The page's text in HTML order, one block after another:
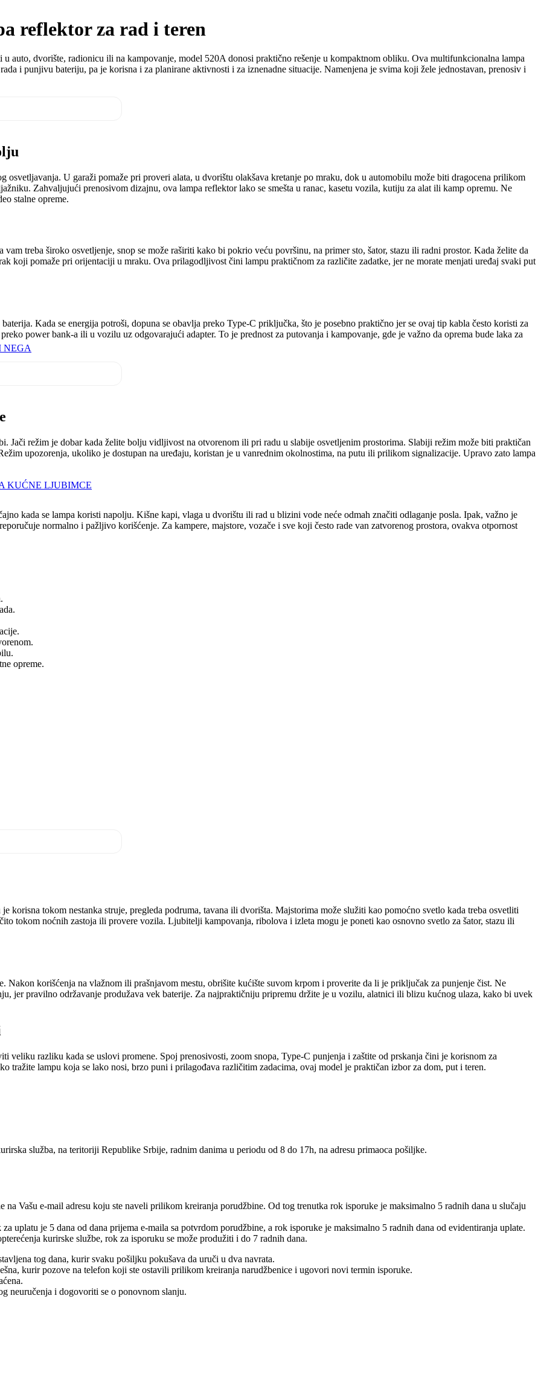
NEGA
KUĆNE LJUBIMCE
reflektor za rad i teren
auto, dvorište, radionicu ili na kampovanje, model 520A donosi praktično rešenje u kompaktnom obliku. Ova multifunkcionalna lampa
i punjivu bateriju, pa je korisna i za planirane aktivnosti i za iznenadne situacije. Namenjena je svima koji žele jednostavan, prenosiv i
osvetljavanja. U garaži pomaže pri proveri alata, u dvorištu olakšava kretanje po mraku, dok u automobilu može biti dragocena prilikom
Zahvaljujući prenosivom dizajnu, ova lampa reflektor lako se smešta u ranac, kasetu vozila, kutiju za alat ili kamp opremu. Ne
stalne opreme.
treba široko osvetljenje, snop se može raširiti kako bi pokrio veću površinu, na primer sto, šator, stazu ili radni prostor. Kada želite da
koji pomaže pri orijentaciji u mraku. Ova prilagodljivost čini lampu praktičnom za različite zadatke, jer ne morate menjati uređaj svaki put
Kada se energija potroši, dopuna se obavlja preko Type-C priključka, što je posebno praktično jer se ovaj tip kabla često koristi za
power bank-a ili u vozilu uz odgovarajući adapter. To je prednost za putovanja i kampovanje, gde je važno da oprema bude laka za
Jači režim je dobar kada želite bolju vidljivost na otvorenom ili pri radu u slabije osvetljenim prostorima. Slabiji režim može biti praktičan
upozorenja, ukoliko je dostupan na uređaju, koristan je u vanrednim okolnostima, na putu ili prilikom signalizacije. Upravo zato lampa
kada se lampa koristi napolju. Kišne kapi, vlaga u dvorištu ili rad u blizini vode neće odmah značiti odlaganje posla. Ipak, važno je
normalno i pažljivo korišćenje. Za kampere, majstore, vozače i sve koji često rade van zatvorenog prostora, ovakva otpornost
opreme.
korisna tokom nestanka struje, pregleda podruma, tavana ili dvorišta. Majstorima može služiti kao pomoćno svetlo kada treba osvetliti
tokom noćnih zastoja ili provere vozila. Ljubitelji kampovanja, ribolova i izleta mogu je poneti kao osnovno svetlo za šator, stazu ili
Nakon korišćenja na vlažnom ili prašnjavom mestu, obrišite kućište suvom krpom i proverite da li je priključak za punjenje čist. Ne
jer pravilno održavanje produžava vek baterije. Za najpraktičniju pripremu držite je u vozilu, alatnici ili blizu kućnog ulaza, kako bi uvek
veliku razliku kada se uslovi promene. Spoj prenosivosti, zoom snopa, Type-C punjenja i zaštite od prskanja čini je korisnom za
tražite lampu koja se lako nosi, brzo puni i prilagođava različitim zadacima, ovaj model je praktičan izbor za dom, put i teren.
služba, na teritoriji Republike Srbije, radnim danima u periodu od 8 do 17h, na adresu primaoca pošiljke.
Vašu e-mail adresu koju ste naveli prilikom kreiranja porudžbine. Od tog trenutka rok isporuke je maksimalno 5 radnih dana u slučaju
uplatu je 5 dana od dana prijema e-maila sa potvrdom porudžbine, a rok isporuke je maksimalno 5 radnih dana od evidentiranja uplate.
kurirske službe, rok za isporuku se može produžiti i do 7 radnih dana.
tog dana, kurir svaku pošiljku pokušava da uruči u dva navrata.
kurir pozove na telefon koji ste ostavili prilikom kreiranja narudžbenice i ugovori novi termin isporuke.
neuručenja i dogovoriti se o ponovnom slanju.